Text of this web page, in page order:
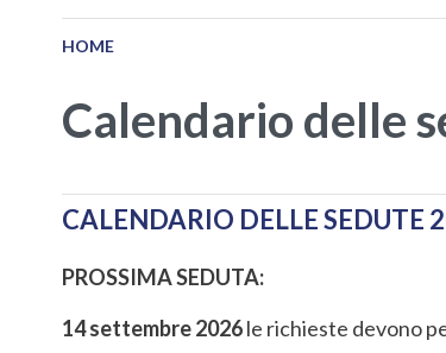
HOME
Calendario delle
CALENDARIO DELLE SEDUTE
PROSSIMA SEDUTA:
14 settembre 2026le richieste devono